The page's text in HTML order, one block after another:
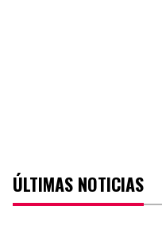
ÚLTIMAS NOTICIAS